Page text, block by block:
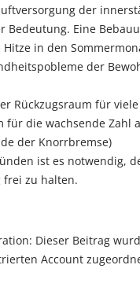
der
Bedeutung. Eine
in den
der
Rückzugsraum für
für die wachsende Zahl
der Knorrbremse)
ist es notwendig,
frei zu halten.
Dieser Beitrag
Account